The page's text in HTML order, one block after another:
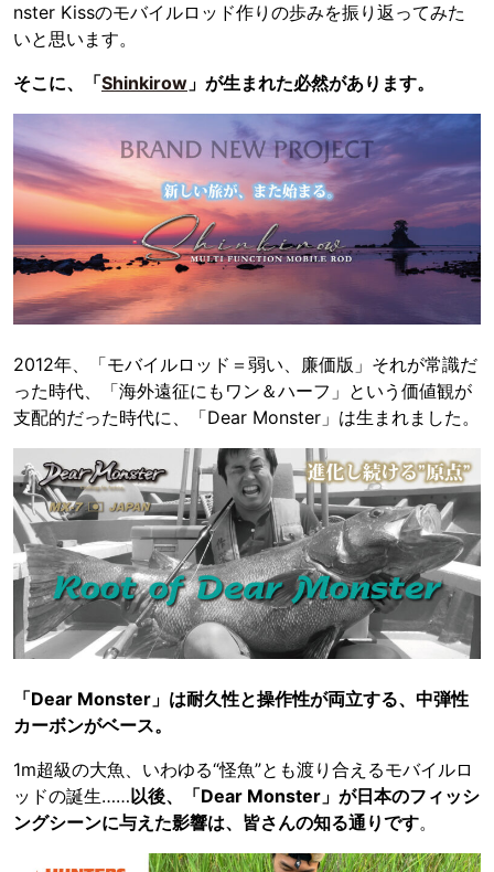
nster Kissのモバイルロッド作りの歩みを振り返ってみた
いと思います。
そこに、「Shinkirow 」が生まれた必然があります。
2012年、「モバイルロッド＝弱い、廉価版」それが常識だ
った時代、「海外遠征にもワン＆ハーフ」という価値観が
支配的だった時代に、「Dear Monster」は生まれました。
「Dear Monster」は耐久性と操作性が両立する、中弾性
カーボンがベース。
1m超級の大魚、いわゆる“怪魚”とも渡り合えるモバイルロ
ッドの誕生……以後、「Dear Monster」が日本のフィッシ
ングシーンに与えた影響は、皆さんの知る通りです。